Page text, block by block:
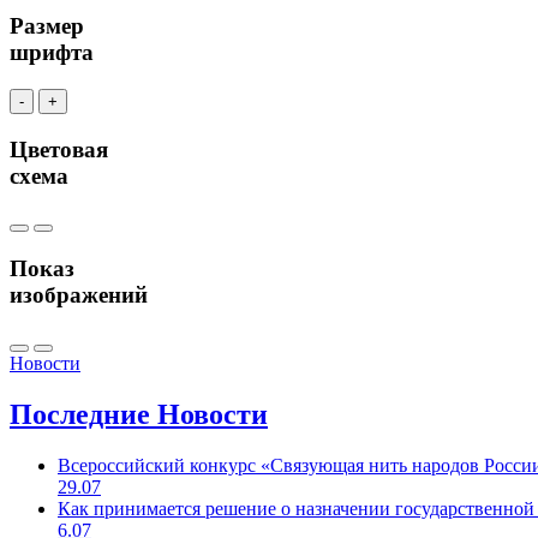
Размер
шрифта
- +
Цветовая
схема
Показ
изображений
Новости
Последние Новости
Всероссийский конкурс «Связующая нить народов
29.07
Как принимается решение о назначении
6.07